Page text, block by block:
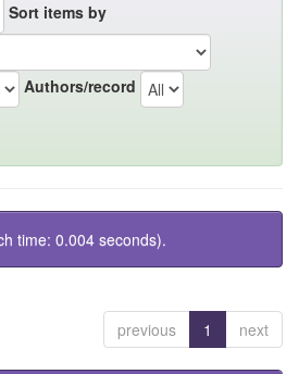
Sort items by
Authors/record
time: 0.004 seconds).
previous 1 next